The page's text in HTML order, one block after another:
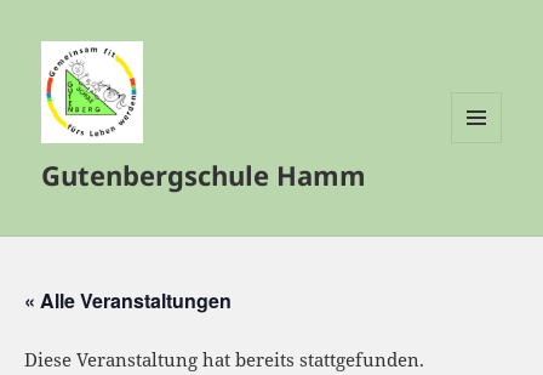
Gutenbergschule Hamm
« Alle Veranstaltungen
Diese Veranstaltung hat bereits stattgefunden.